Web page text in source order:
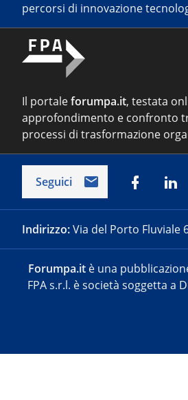
percorsi di innovazione
Il portaleforumpa.it, testata
approfondimento e confronto
processi di trasformazione
Seguici
Indirizzo:Via del Porto Fluviale
Forumpa.it è una
FPA s.r.l. è società soggetta a